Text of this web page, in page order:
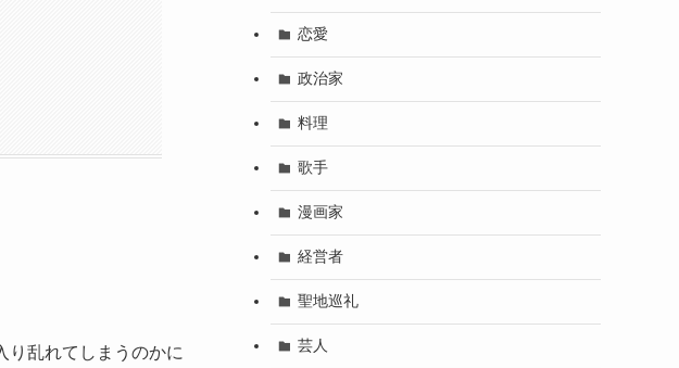
り乱れてしまうのかに
恋愛
政治家
料理
歌手
漫画家
経営者
聖地巡礼
芸人